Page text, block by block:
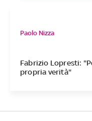
Fabrizio Lopresti:
propria verità"
Paolo Nizza